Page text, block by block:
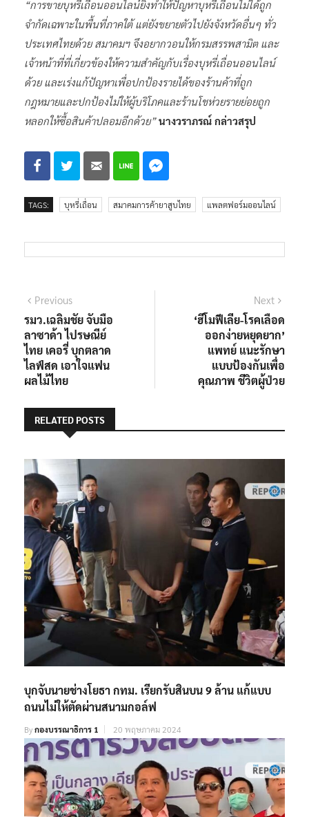
“การขายบุหรี่เถื่อนออนไลน์ยิ่งทำให้ปัญหาบุหรี่เถื่อนไม่ได้ถูก
จำกัดเฉพาะในพื้นที่ภาคใต้ แต่ยังขยายตัวไปยังจังหวัดอื่นๆ ทั่ว
ประเทศไทยด้วย สมาคมฯ จึงอยากวอนให้กรมสรรพสามิต และ
เจ้าหน้าที่ที่เกี่ยวข้องให้ความสำคัญกับเรื่องบุหรี่เถื่อนออนไลน์
ด้วย และเร่งแก้ปัญหาเพื่อปกป้องรายได้ของร้านค้าที่ถูก
กฎหมายและปกป้องไม่ให้ผู้บริโภคและร้านโชห่วยรายย่อยถูก
หลอกให้ซื้อสินค้าปลอมอีกด้วย” นางวราภรณ์ กล่าวสรุป
TAGS: บุหรี่เถื่อน สมาคมการค้ายาสูบไทย แพลตฟอร์มออนไลน์
แนะแนว
เรื่อง
PreviousPrevious
post:
รมว.เฉลิมชัย จับมือ
ลาซาด้า ไปรษณีย์
ไทย เคอรี่ บุกตลาด
ไลฟ์สด เอาใจแฟน
ผลไม้ไทย
Next
‘ฮีโมฟีเลีย-โรคเลือด
ออกง่ายหยุดยาก’
แพทย์ แนะรักษา
แบบป้องกันเพื่อ
คุณภาพ ชีวิตผู้ป่วย
RELATED POSTS
บุกจับนายช่างโยธา กทม. เรียกรับสินบน 9 ล้าน แก้แบบ
ถนนไม่ให้ตัดผ่านสนามกอล์ฟ
Byกองบรรณาธิการ 1 20 พฤษภาคม 2024